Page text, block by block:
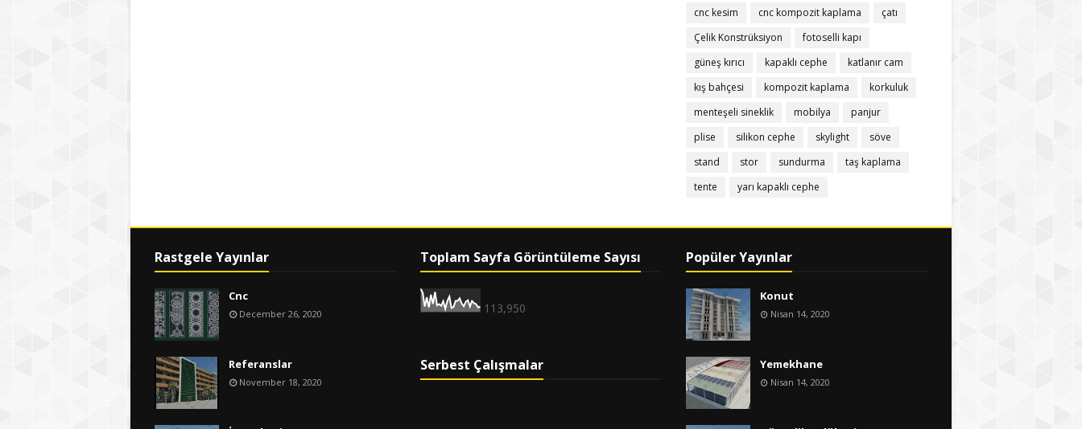
cnc kesim
cnc kompozit kaplama
çatı
Çelik Konstrüksiyon
fotoselli kapı
güneş kırıcı
kapaklı cephe
katlanır cam
kış bahçesi
kompozit kaplama
korkuluk
menteşeli sineklik
mobilya
panjur
plise
silikon cephe skylight
söve
stand
stor sundurma
taş kaplama
tente
yarı kapaklı cephe
Rastgele Yayınlar
Cnc
December 26, 2020
Referanslar
November 18, 2020
Toplam Sayfa Görüntüleme Sayısı
113,950
Serbest Çalışmalar
Popüler Yayınlar
Konut
Nisan 14, 2020
Yemekhane
Nisan 14, 2020